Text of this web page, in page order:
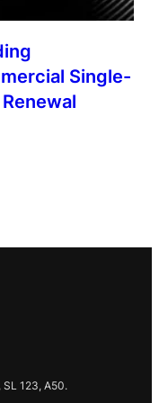
Single-
SL 123, A50.